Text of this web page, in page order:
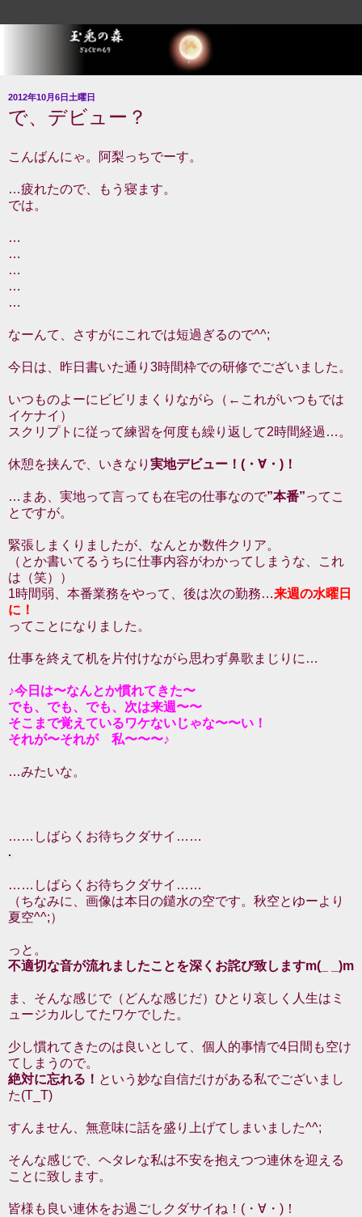
2012年10月6日土曜日
で、デビュー？
こんばんにゃ。阿梨っちでーす。
…疲れたので、もう寝ます。
では。
…
…
…
…
…
なーんて、さすがにこれでは短過ぎるので^^;
今日は、昨日書いた通り3時間枠での研修でございました。
いつものよーにビビリまくりながら（←これがいつもでは
イケナイ）
スクリプトに従って練習を何度も繰り返して2時間経過…。
休憩を挟んで、いきなり 実地デビュー！(・∀・)！
…まあ、実地って言っても在宅の仕事なので”本番”ってこ
とですが。
緊張しまくりましたが、なんとか数件クリア。
（とか書いてるうちに仕事内容がわかってしまうな、これ
は（笑））
1時間弱、本番業務をやって、後は次の勤務…来週の水曜日
に！
ってことになりました。
仕事を終えて机を片付けながら思わず鼻歌まじりに…
♪今日は〜なんとか慣れてきた〜
でも、でも、でも、次は来週〜〜
そこまで覚えているワケないじゃな〜〜い！
それが〜それが 私〜〜〜♪
…みたいな。
……しばらくお待ちクダサイ……
……しばらくお待ちクダサイ……
（ちなみに、画像は本日の鑓水の空です。秋空とゆーより
夏空^^;）
っと。
不適切な音が流れましたことを深くお詫び致しますm(_ _)m
ま、そんな感じで（どんな感じだ）ひとり哀しく人生はミ
ュージカルしてたワケでした。
少し慣れてきたのは良いとして、個人的事情で4日間も空け
てしまうので。
絶対に忘れる！ という妙な自信だけがある私でございまし
た(T_T)
すんません、無意味に話を盛り上げてしまいました^^;
そんな感じで、ヘタレな私は不安を抱えつつ連休を迎える
ことに致します。
皆様も良い連休をお過ごしクダサイね！(・∀・)！